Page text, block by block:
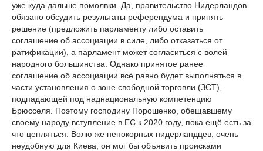
уже куда дальше помолвки. Да, правительство Нидерландов
обязано обсудить результаты референдума и принять
решение (предложить парламенту либо оставить
соглашение об ассоциации в силе, либо отказаться от
ратификации), а парламент может согласиться с волей
народного большинства. Однако принятое ранее
соглашение об ассоциации всё равно будет выполняться в
части установления о зоне свободной торговли (ЗСТ),
подпадающей под наднациональную компетенцию
Брюсселя. Поэтому господину Порошенко, обещавшему
своему народу вступление в ЕС к 2020 году, пока ещё есть за
что цепляться. Волю же непокорных нидерландцев, очень
неудобную для Киева, он мог бы объявить происками